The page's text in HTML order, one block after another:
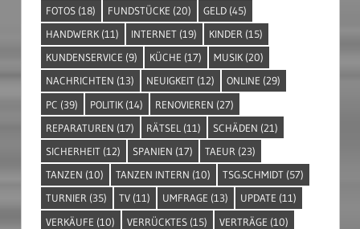
FOTOS (18) FUNDSTÜCKE (20) GELD (45)
HANDWERK (11) INTERNET (19) KINDER (15)
KUNDENSERVICE (9) KÜCHE (17) MUSIK (20)
NACHRICHTEN (13) NEUIGKEIT (12) ONLINE (29)
PC (39) POLITIK (14) RENOVIEREN (27)
REPARATUREN (17) RÄTSEL (11) SCHÄDEN (21)
SICHERHEIT (12) SPANIEN (17) TAEUR (23)
TANZEN (10) TANZEN INTERN (10) TSG.SCHMIDT (57)
TURNIER (35) TV (11) UMFRAGE (13) UPDATE (11)
VERKÄUFE (10) VERRÜCKTES (15) VERTRÄGE (10)